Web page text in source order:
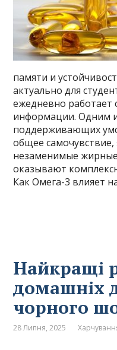
памяти и
актуально для
ежедневно
информации. Одним
поддерживающих
общее самочувствие,
незаменимые
оказывают
Как Омега-3 влияет
Найкращі
домашніх
чорного
28 Липня, 2025